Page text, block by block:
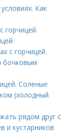
Как
горчицей.
с горчицей.
бочковым
Соленые
(холодный
рядом друг с
и кустарников